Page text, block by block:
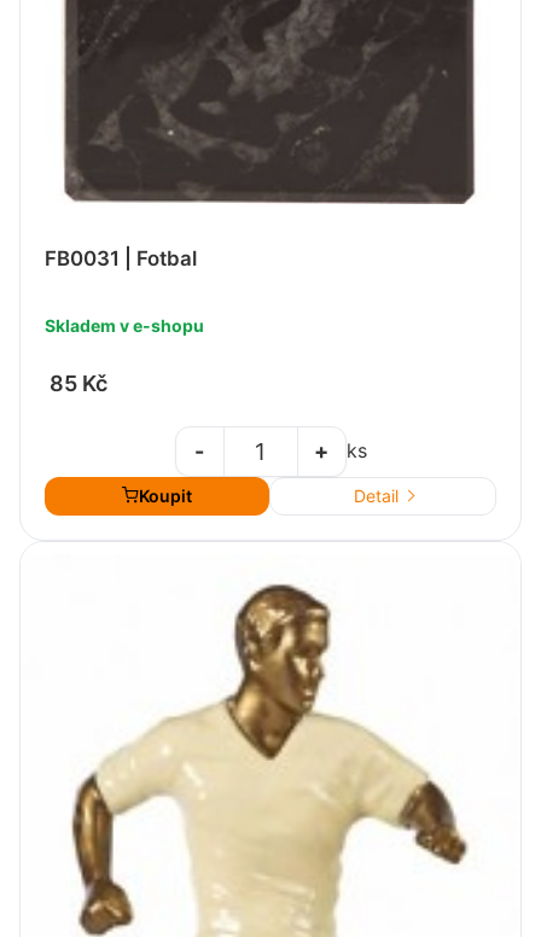
FB0031 | Fotbal
Skladem v e-shopu
85 Kč
+
- ks
Koupit Detail